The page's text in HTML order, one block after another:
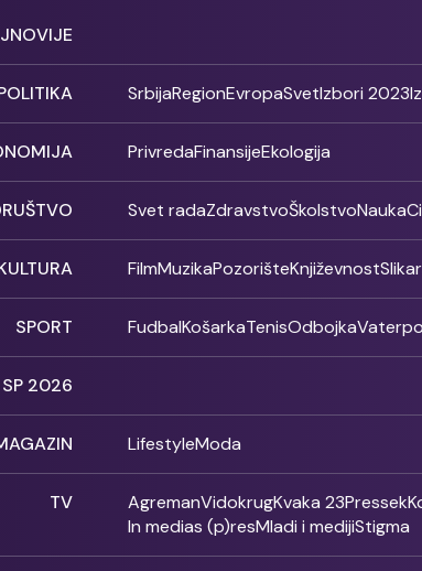
SrbijaRegionEvropaSvetIzbori 2023
PrivredaFinansijeEkologija
Svet radaZdravstvoŠkolstvoNauka
FilmMuzikaPozorišteKnjiževnost
SPORT FudbalKošarkaTenisOdbojka
SP 2026
LifestyleModa
TV AgremanVidokrugKvaka 23Pressek
In medias (p)resMladi i medijiStigma